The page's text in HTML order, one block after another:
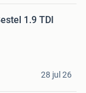
1.9 TDI
28 jul 26